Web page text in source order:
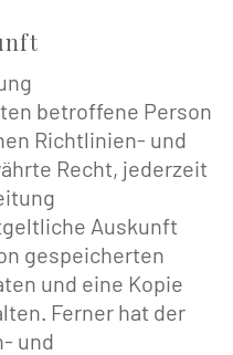
betroffene Person
Richtlinien- und
Recht, jederzeit
Auskunft
gespeicherten
und eine Kopie
Ferner hat der
und